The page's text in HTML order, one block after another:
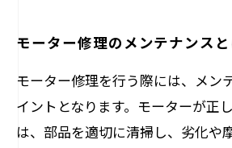
モーター修理のメンテナンスと
モーター修理を行う際には、メン
イントとなります。モーターが正
は、部品を適切に清掃し、劣化や